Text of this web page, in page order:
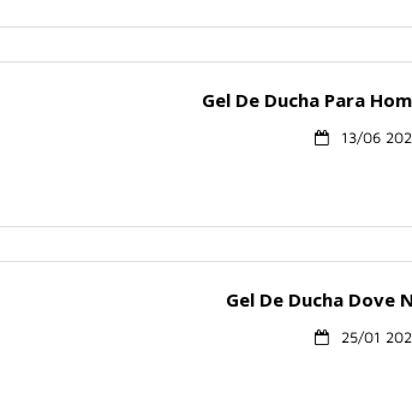
Gel De Ducha Para
13/06
Gel De Ducha Dove
25/01